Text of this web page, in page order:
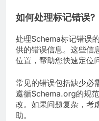
如何处理标记错误?
处理Schema标记错误
供的错误信息。这些信
位置，帮助您快速定位
常见的错误包括缺少必
遵循Schema.org的规
改。如果问题复杂，考
助。